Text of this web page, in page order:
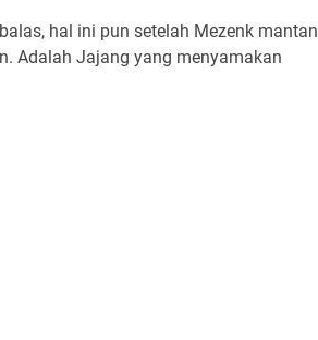
hal ini pun setelah Mezenk mantan
Adalah Jajang yang menyamakan